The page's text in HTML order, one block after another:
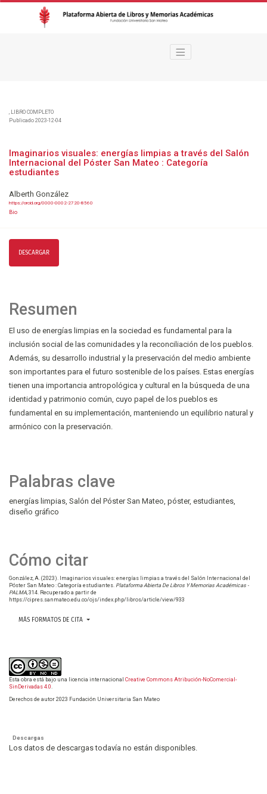
, LIBRO COMPLETO
Imaginarios visuales: energías limpias a través del Salón
Internacional del Póster San Mateo : Categoría
estudiantes
Publicado 2023-12-04
Alberth González
https://orcid.org/0000-0002-2720-8560
Bio
DESCARGAR
Palabras clave
energías limpias Salón del Póster San Mateo póster estudiantes
diseño gráfico
Cómo citar
González, A. (2023). Imaginarios visuales: energías limpias a través del Salón Internacional del
Póster San Mateo : Categoría estudiantes. Plataforma Abierta De Libros Y Memorias Académicas -
PALMA, 314. Recuperado a partir de
https://cipres.sanmateo.edu.co/ojs/index.php/libros/article/view/933
MÁS FORMATOS DE CITA
Resumen
El uso de energías limpias en la sociedad es fundamental para la
inclusión social de las comunidades y la reconciliación de los pueblos.
Además, su desarrollo industrial y la preservación del medio ambiente
son importantes para el futuro sostenible de los países. Estas energías
tienen una importancia antropológica y cultural en la búsqueda de una
identidad y patrimonio común, cuyo papel de los pueblos es
fundamental en su implementación, manteniendo un equilibrio natural y
armónico con la preservación.
Esta obra está bajo una licencia internacional Creative Commons Atribución-NoComercial-
SinDerivadas 4.0.
Derechos de autor 2023 Fundación Universitaria San Mateo
Descargas
Los datos de descargas todavía no están disponibles.